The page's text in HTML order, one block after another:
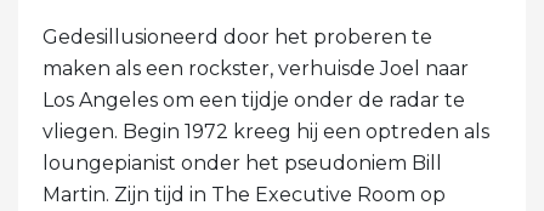
Gedesillusioneerd door het proberen te
maken als een rockster, verhuisde Joel naar
Los Angeles om een ​​tijdje onder de radar te
vliegen. Begin 1972 kreeg hij een optreden als
loungepianist onder het pseudoniem Bill
Martin. Zijn tijd in The Executive Room op